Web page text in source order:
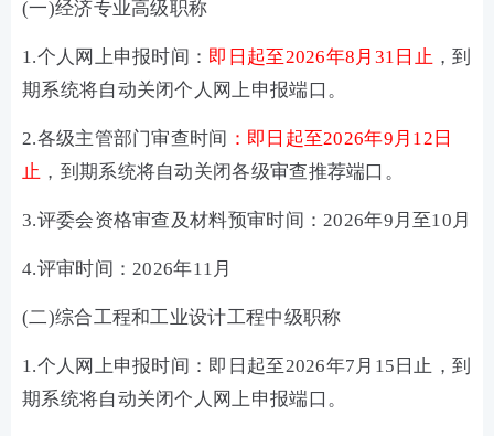
(一)经济专业高级职称
1.个人网上申报时间： 即日起至2026年8月31日止 ，到
期系统将自动关闭个人网上申报端口。
2.各级主管部门审查时间 ：即日起至2026年9月12日
止 ，到期系统将自动关闭各级审查推荐端口。
3.评委会资格审查及材料预审时间：2026年9月至10月
4.评审时间：2026年11月
(二)综合工程和工业设计工程中级职称
1.个人网上申报时间：即日起至2026年7月15日止，到
期系统将自动关闭个人网上申报端口。